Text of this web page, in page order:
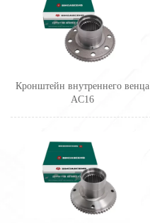
Кронштейн внутреннего венца
AC16